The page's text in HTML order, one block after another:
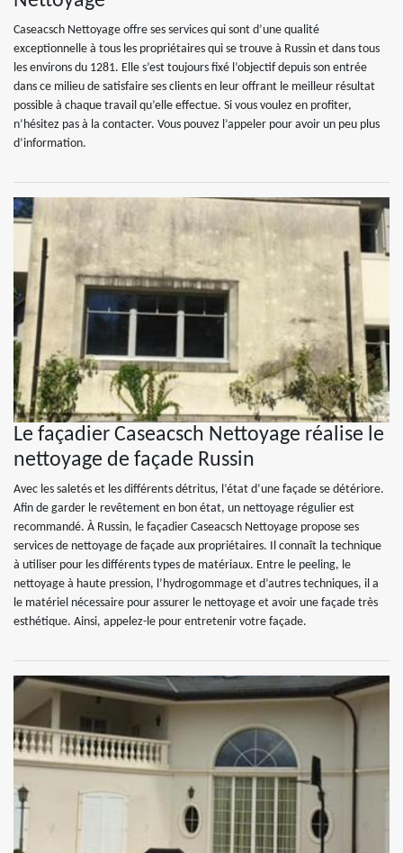
Caseacsch Nettoyage offre ses services qui sont d’une qualité
exceptionnelle à tous les propriétaires qui se trouve à Russin et dans tous
les environs du 1281. Elle s’est toujours fixé l’objectif depuis son entrée
dans ce milieu de satisfaire ses clients en leur offrant le meilleur résultat
possible à chaque travail qu’elle effectue. Si vous voulez en profiter,
n’hésitez pas à la contacter. Vous pouvez l’appeler pour avoir un peu plus
d’information.
Le façadier Caseacsch Nettoyage réalise le
nettoyage de façade Russin
Avec les saletés et les différents détritus, l’état d’une façade se détériore.
Afin de garder le revêtement en bon état, un nettoyage régulier est
recommandé. À Russin, le façadier Caseacsch Nettoyage propose ses
services de nettoyage de façade aux propriétaires. Il connaît la technique
à utiliser pour les différents types de matériaux. Entre le peeling, le
nettoyage à haute pression, l’hydrogommage et d’autres techniques, il a
le matériel nécessaire pour assurer le nettoyage et avoir une façade très
esthétique. Ainsi, appelez-le pour entretenir votre façade.